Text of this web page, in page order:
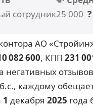
сотрудник25 000 ❓
АО
082 600, КПП 231
негативных
каждому
1 декабря 2025 года